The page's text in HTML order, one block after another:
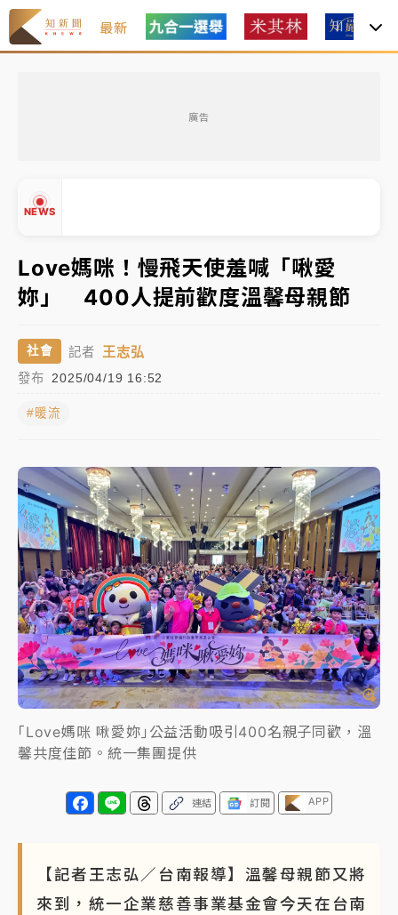
最新
廣告
NEWS
有片｜
連根拔起
中颱白海豚風雨來了！中部以北防豪雨 今晚、明天影
響最劇烈
白海豚逼近！北市水門只出不進 未移置車輛最高罰
油價持續凍漲！ 中油宣布下周一汽柴油價格維持不變
有片｜ 白海豚暴風圈逼近！新北淡水赫見龍捲風 榕樹
連根拔起
中颱白海豚風雨來了！中部以北防豪雨 今晚、明天影
響最劇烈
白海豚逼近！北市水門只出不進 未移置車輛最高罰
4800＋拖吊費
Love媽咪！慢飛天使羞喊「啾愛
妳」 400人提前歡度溫馨母親節
社會 記者 王志弘
發布 2025/04/19 16:52
#暖流
｢Love媽咪 啾愛妳｣公益活動吸引400名親子同歡，溫
馨共度佳節。統一集團提供
連結 訂閱 APP
【記者王志弘／台南報導】溫馨母親節又將
來到，統一企業慈善事業基金會今天在台南